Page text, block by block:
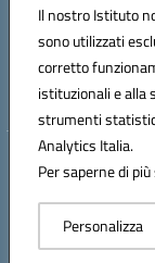
Il nostro Istituto
sono utilizzati
corretto
istituzionali e alla
strumenti
Analytics Italia.
Per saperne di
Personalizza
Codice fiscale:
Codice
Codice Indice delle
Codice unico di